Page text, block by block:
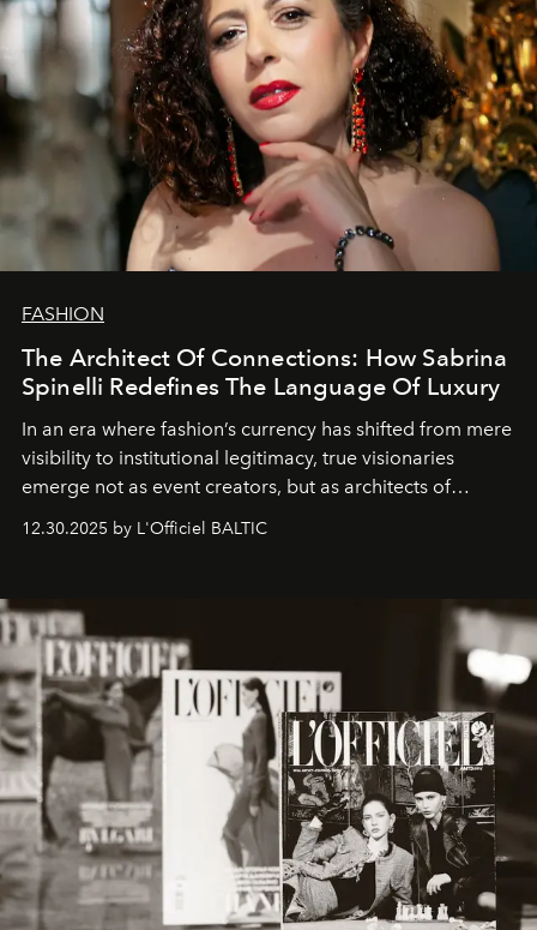
FASHION
The Architect Of Connections: How Sabrina
Spinelli Redefines The Language Of Luxury
In an era where fashion’s currency has shifted from mere
visibility to institutional legitimacy, true visionaries
emerge not as event creators, but as architects of
brand strategist with three decades of mastery in luxury,
framework where creativity, commerce, and culture
converge with surgical precision.
12.30.2025 by L'Officiel BALTIC